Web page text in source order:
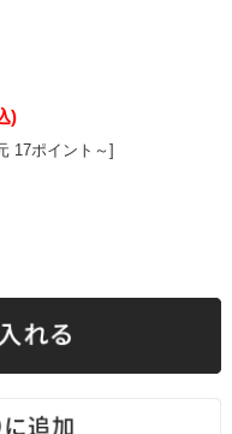
)
17ポイント～]